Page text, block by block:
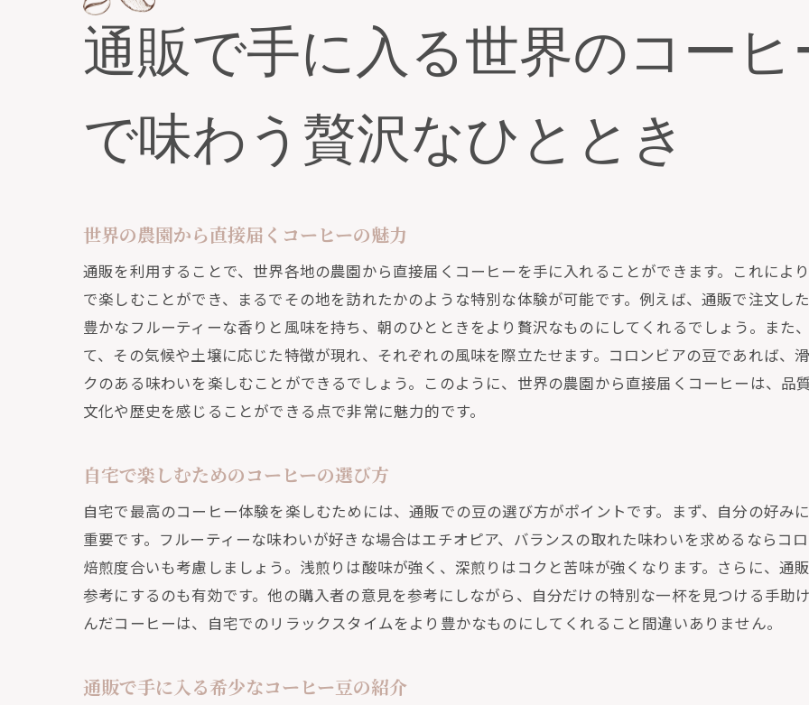
各国のコーヒーを巡る通販の旅
自宅で味わうインドネシアのスパイシーコーヒー
通販で世界旅行気分を味わうコツ
通販で試す新しいコーヒー体験
通販の力で自宅がカフェに！世界の風味を手軽に体験
自宅カフェを実現するための通販活用術
通販で選ぶおすすめのカフェスタイルコーヒー
自宅をカフェに変えるインテリアとコーヒー
通販で手軽にカフェ気分を楽しむ方法
カフェの雰囲気を自宅に取り入れるヒント
世界のカフェ文化を自宅で楽しむ
通販で見つけるリラックスに最適なコーヒー
自宅でのリラックスタイムに合うコーヒー選び
通販で購入できるおしゃれなコーヒー器具
リラックスするためのコーヒーの淹れ方
通販で手に入るユニークなコーヒーブレンド
通販で世界中のコーヒーを試す楽しさとその魅力
通販で手に入る世界のコー
で味わう贅沢なひととき
世界の農園から直接届くコーヒーの魅力
通販を利用することで、世界各地の農園から直接届くコーヒーを手に入れることができます。これによ
で楽しむことができ、まるでその地を訪れたかのような特別な体験が可能です。例えば、通販で注文し
豊かなフルーティーな香りと風味を持ち、朝のひとときをより贅沢なものにしてくれるでしょう。また
て、その気候や土壌に応じた特徴が現れ、それぞれの風味を際立たせます。コロンビアの豆であれば、
クのある味わいを楽しむことができるでしょう。このように、世界の農園から直接届くコーヒーは、品
文化や歴史を感じることができる点で非常に魅力的です。
自宅で楽しむためのコーヒーの選び方
自宅で最高のコーヒー体験を楽しむためには、通販での豆の選び方がポイントです。まず、自分の好み
重要です。フルーティーな味わいが好きな場合はエチオピア、バランスの取れた味わいを求めるならコ
焙煎度合いも考慮しましょう。浅煎りは酸味が強く、深煎りはコクと苦味が強くなります。さらに、通
参考にするのも有効です。他の購入者の意見を参考にしながら、自分だけの特別な一杯を見つける手助
んだコーヒーは、自宅でのリラックスタイムをより豊かなものにしてくれること間違いありません。
通販で手に入る希少なコーヒー豆の紹介